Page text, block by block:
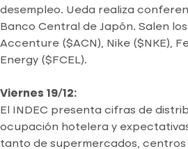
desempleo. Ueda realiza
Banco Central de Japón. Salen
Accenture ($ACN), Nike ($NKE),
Energy ($FCEL).
Viernes 19/12:
El INDEC presenta cifras de
ocupación hotelera y
tanto de supermercados, centros